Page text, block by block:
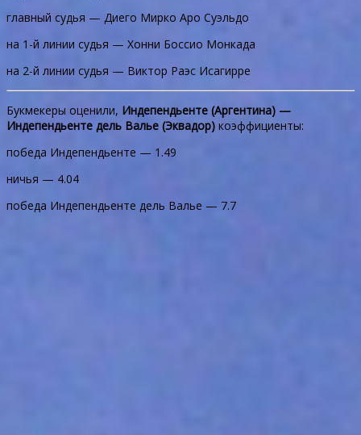
главный судья — Диего Мирко Аро Суэльдо
на 1-й линии судья — Хонни Боссио Монкада
на 2-й линии судья — Виктор Раэс Исагирре
Букмекеры оценили, Индепендьенте (Аргентина) —
Индепендьенте дель Валье (Эквадор) коэффициенты:
победа Индепендьенте — 1.49
ничья — 4.04
победа Индепендьенте дель Валье — 7.7